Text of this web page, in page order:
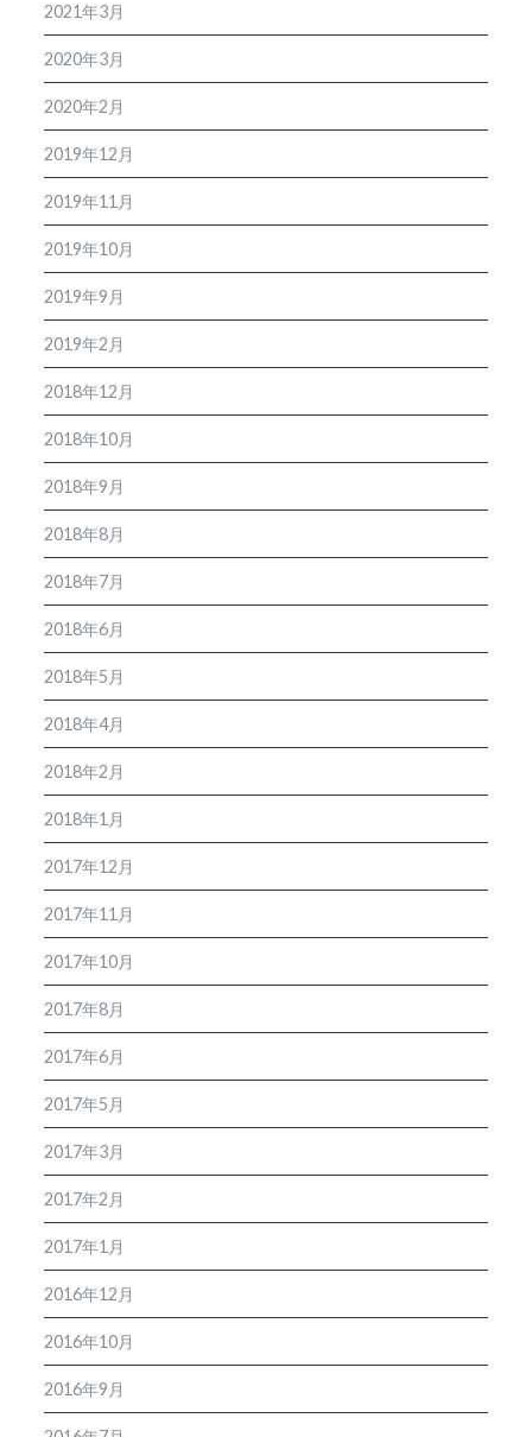
2021年3月
2020年3月
2020年2月
2019年12月
2019年11月
2019年10月
2019年9月
2019年2月
2018年12月
2018年10月
2018年9月
2018年8月
2018年7月
2018年6月
2018年5月
2018年4月
2018年2月
2018年1月
2017年12月
2017年11月
2017年10月
2017年8月
2017年6月
2017年5月
2017年3月
2017年2月
2017年1月
2016年12月
2016年10月
2016年9月